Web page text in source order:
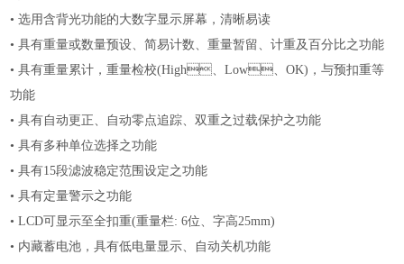
• 选用含背光功能的大数字显示屏幕，清晰易读
• 具有重量或数量预设、简易计数、重量暂留、计重及百分比之功能
• 具有重量累计，重量检校(High、Low、OK)，与预扣重等
功能
• 具有自动更正、自动零点追踪、双重之过载保护之功能
• 具有多种单位选择之功能
• 具有15段滤波稳定范围设定之功能
• 具有定量警示之功能
• LCD可显示至全扣重(重量栏: 6位、字高25mm)
• 内藏蓄电池，具有低电量显示、自动关机功能